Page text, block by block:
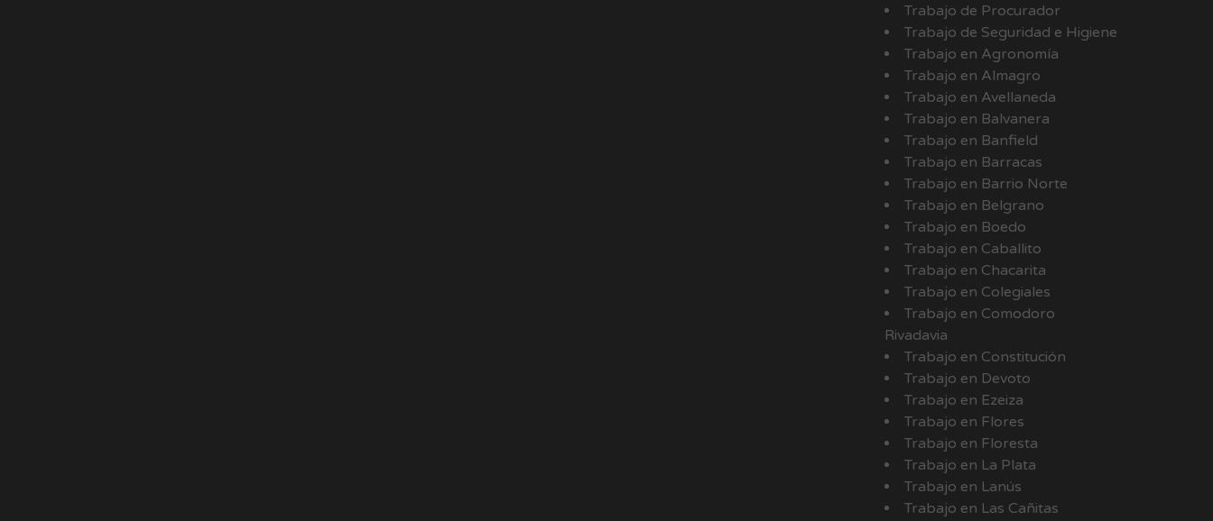
Trabajo de Procurador
Trabajo de Seguridad e Higiene
Trabajo en Agronomía
Trabajo en Almagro
Trabajo en Avellaneda
Trabajo en Balvanera
Trabajo en Banfield
Trabajo en Barracas
Trabajo en Barrio Norte
Trabajo en Belgrano
Trabajo en Boedo
Trabajo en Caballito
Trabajo en Chacarita
Trabajo en Colegiales
Trabajo en Comodoro
Rivadavia
Trabajo en Constitución
Trabajo en Devoto
Trabajo en Ezeiza
Trabajo en Flores
Trabajo en Floresta
Trabajo en La Plata
Trabajo en Lanús
Trabajo en Las Cañitas